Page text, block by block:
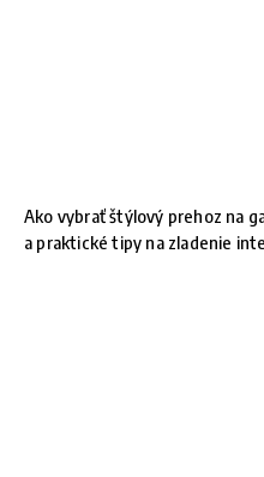
Ako vybrať štýlový prehoz na
a praktické tipy na zladenie